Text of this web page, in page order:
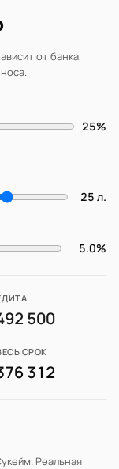
от банка,
25%
25 л.
5.0%
500
СРОК
312
. Реальная